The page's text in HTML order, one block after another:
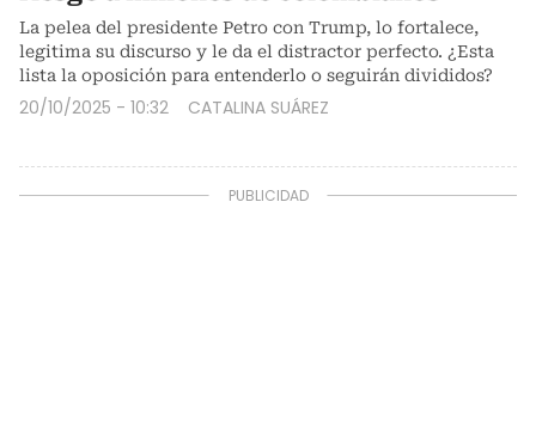
La pelea del presidente Petro con Trump, lo fortalece,
legitima su discurso y le da el distractor perfecto. ¿Esta
lista la oposición para entenderlo o seguirán divididos?
20/10/2025 - 10:32 CATALINA SUÁREZ